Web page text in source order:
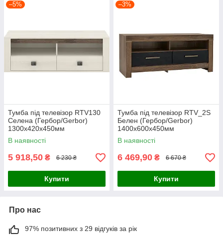
–5%
Тумба під телевізор RTV130
Селена (Гербор/Gerbor)
1300х420х450мм
В наявності
5 918,50 ₴ 6 230 ₴
Купити
–3%
Тумба під телевізор RTV_2S
Белен (Гербор/Gerbor)
1400х600х450мм
В наявності
6 469,90 ₴ 6 670 ₴
Купити
Про нас
97% позитивних з 29 відгуків за рік